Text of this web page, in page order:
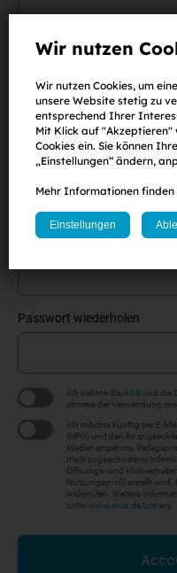
E-Mail-Adresse
Passwort
mind. 8 Zeichen,eine Zahl
Passwort wiederholen
Ich nehme die AGB und die
stimme der Verwendung
Ich möchte künftig per E-
(NPG) und den ihr
Medienangebote,
mich zugeschnittene
Öffnungs- und
Nutzungsprofil erstellt wird.
widerrufen. Weitere
unterwww.swp.de/privacy
Wir nutzen
Wir nutzen Cookies, um
unsere Website stetig zu
entsprechend Ihrer
Mit Klick auf "Akzeptieren"
Cookies ein. Sie können
„Einstellungen“ ändern,
Mehr Informationen finden
Einstellungen